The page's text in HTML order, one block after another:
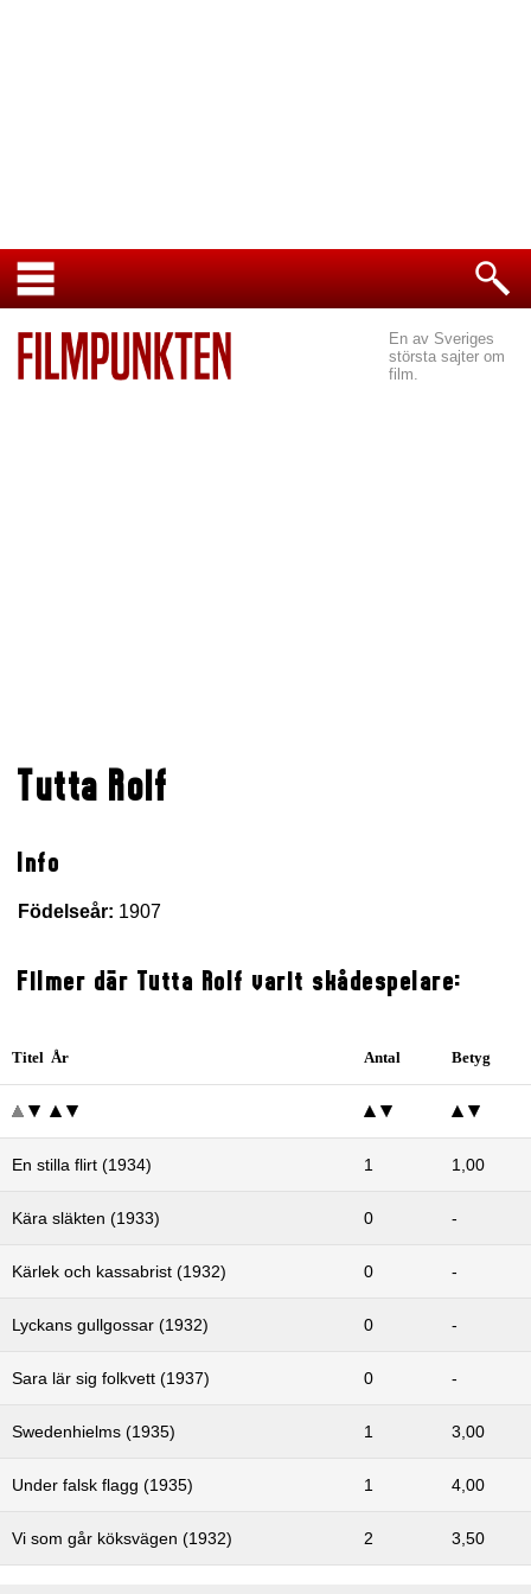
En av Sveriges
största sajter om
film.
Tutta Rolf
Info
Födelseår: 1907
Filmer där Tutta Rolf varit skådespelare:
Titel År Antal Betyg
En stilla flirt (1934) 1 1,00
Kära släkten (1933) 0 -
Kärlek och kassabrist (1932) 0 -
Lyckans gullgossar (1932) 0 -
Sara lär sig folkvett (1937) 0 -
Swedenhielms (1935) 1 3,00
Under falsk flagg (1935) 1 4,00
Vi som går köksvägen (1932) 2 3,50